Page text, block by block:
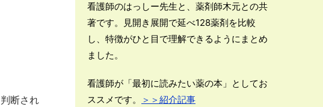
断され
看護師のはっしー先生と、薬剤師木元との共
著です。見開き展開で延べ128薬剤を比較
し、特徴がひと目で理解できるようにまとめ
ました。
看護師が「最初に読みたい薬の本」としてお
ススメです。
＞＞紹介記事